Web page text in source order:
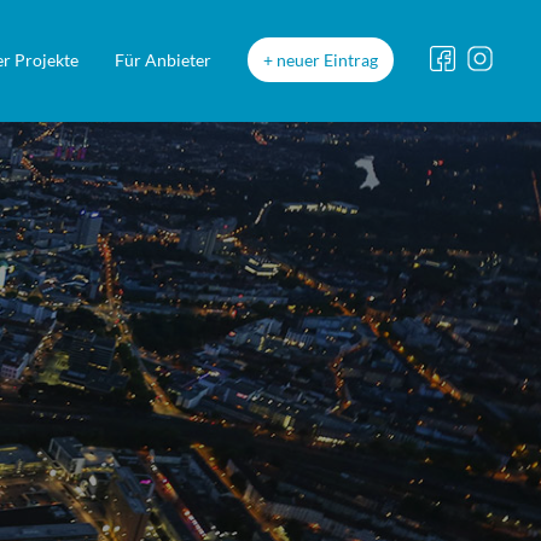
Projekte Für Anbieter neuer Eintrag